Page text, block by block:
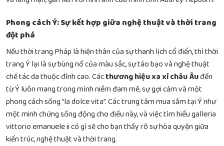
Phong cách Ý: Sự kết hợp giữa nghệ thuật và thời trang
đột phá
Nếu thời trang Pháp là hiện thân của sự thanh lịch cổ điển, thì thời
trang Ý lại là sự bùng nổ của màu sắc, sự táo bạo và nghệ thuật
chế tác da thuộc đỉnh cao. Cácthương hiệu xa xỉ châu Âuđến
từ Ý luôn mang trong mình niềm đam mê, sự gợi cảm và một
phong cách sống “la dolce vita”. Các trung tâm mua sắm tại Ý như
một minh chứng sống động cho điều này, và việc tìm hiểugalleria
vittorio emanuele ii có gìsẽ cho bạn thấy rõ sự hòa quyện giữa
kiến trúc, nghệ thuật và thời trang.